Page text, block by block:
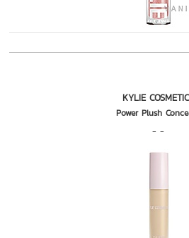
KYLIE
Power Plush
- -